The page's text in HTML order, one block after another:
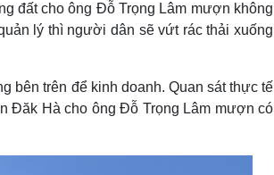
đất cho ông Đỗ Trọng Lâm mượn không
lý thì người dân sẽ vứt rác thải xuống
bên trên để kinh doanh. Quan sát thực tế
Đăk Hà cho ông Đỗ Trọng Lâm mượn có